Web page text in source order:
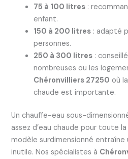
75 à 100 litres:
enfant.
150 à 200 litres: adapté
personnes.
250 à 300 litres:
nombreuses ou les
Chéronvilliers 27250 où
chaude est importante.
Un chauffe-eau sous-
assez d’eau chaude pour toute la
modèle surdimensionné entraîne
inutile. Nos spécialistes à